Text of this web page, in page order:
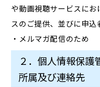
や動画視聴サービスに
スのご提供、並びに申込
・メルマガ配信のため
２．個人情報保護
所属及び連絡先